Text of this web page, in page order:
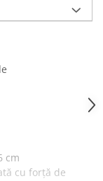
cm
cu forță de